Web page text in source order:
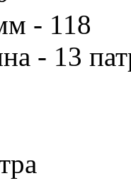
- 118
- 13